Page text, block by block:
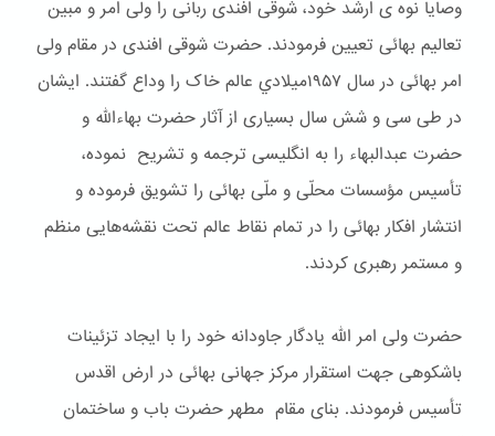
وصایا نوه ی ارشد خود، شوقی افندی ربانی را ولی امر و مبین
تعالیم بهائی تعیین فرمودند. حضرت شوقی افندی در مقام ولی
امر بهائی در سال ۱۹۵۷ميلادي عالم خاک را وداع گفتند. ایشان
در طی سی و شش سال بسیاری از آثار حضرت بهاءالله و
حضرت عبدالبهاء را به انگلیسی ترجمه و تشریح نموده،
تأسیس مؤسسات محلّی و ملّی بهائی را تشویق فرموده و
انتشار افکار بهائی را در تمام نقاط عالم تحت نقشه‌هایی منظم
و مستمر رهبری کردند.
حضرت ولی امر الله یادگار جاودانه خود را با ایجاد تزئینات
باشكوهی جهت استقرار مرکز جهانی بهائی در ارض اقدس
تأسیس فرمودند. بنای مقام مطهر حضرت باب و ساختمان